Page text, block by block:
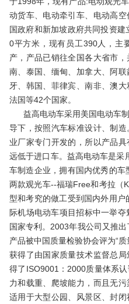
动货车、电动牵引车、电动高
国政府和新加坡政府共同投资
0平方米，现有员工390人，主
产，产品已销往全国各大省市
南、泰国、缅甸、加拿大、阿
牙、韩国、菲律宾、南非、澳
法国等42个国家。
益高电动车采用美国电动车制
导下，按照汽车标准设计、制
业厂家专门开发的，所以产品
远低于进口车。益高电动车是采
车制造企业，拥有国内优秀的
两款观光车--福瑞Free和考拉（
型和考究的做工受到国内外用
际机场电动车项目招标中一举
国家专利。2003年我公司又推
产品被中国质量检验协会评为“
获得了由国家质量技术监督总局
得了ISO9001：2000质量体系
力和载重、爬坡能力，而且无
适用于大型公园、风景区、封